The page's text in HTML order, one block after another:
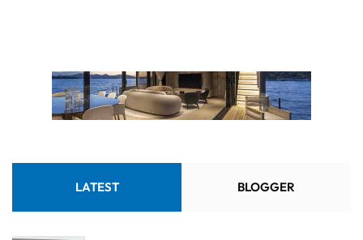
LATEST BLOGGER